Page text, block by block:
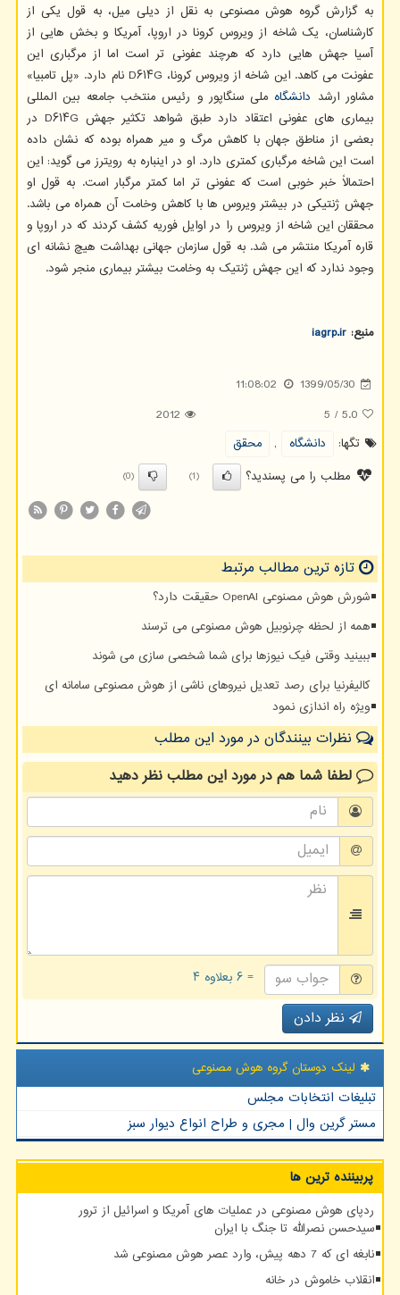
به گزارش گروه هوش مصنوعی به نقل از دیلی میل، به قول یکی از
کارشناسان، یک شاخه از ویروس کرونا در اروپا، آمریکا و بخش هایی از
آسیا جهش هایی دارد که هرچند عفونی تر است اما از مرگباری این
عفونت می کاهد. این شاخه از ویروس کرونا، D۶۱۴G نام دارد. «پل تامبیا»
مشاور ارشد دانشگاه ملی سنگاپور و رئیس منتخب جامعه بین المللی
بیماری های عفونی اعتقاد دارد طبق شواهد تکثیر جهش D۶۱۴G در
بعضی از مناطق جهان با کاهش مرگ و میر همراه بوده که نشان داده
است این شاخه مرگباری کمتری دارد. او در اینباره به رویترز می گوید: این
احتمالاً خبر خوبی است که عفونی تر اما کمتر مرگبار است. به قول او
جهش ژنتیکی در بیشتر ویروس ها با کاهش وخامت آن همراه می باشد.
محققان این شاخه از ویروس را در اوایل فوریه کشف کردند که در اروپا و
قاره آمریکا منتشر می شد. به قول سازمان جهانی بهداشت هیچ نشانه ای
وجود ندارد که این جهش ژنتیک به وخامت بیشتر بیماری منجر شود.
منبع: iagrp.ir
1399/05/30
11:08:02
5.0
/
5
2012
تگها:
دانشگاه ,
محقق
مطلب را می پسندید؟
(1)
(0)
تازه ترین مطالب مرتبط
شورش هوش مصنوعی OpenAI حقیقت دارد؟
همه از لحظه چرنوبیل هوش مصنوعی می ترسند
ببینید وقتی فیک نیوزها برای شما شخصی سازی می شوند
کالیفرنیا برای رصد تعدیل نیروهای ناشی از هوش مصنوعی سامانه ای
ویژه راه اندازی نمود
نظرات بینندگان در مورد این مطلب
لطفا شما همدر مورد این مطلبنظر دهید
= ۶ بعلاوه ۴
نظر دادن
لینک دوستان گروه هوش مصنوعی
تبلیغات انتخابات مجلس
مستر گرین وال | مجری و طراح انواع دیوار سبز
پربیننده ترین ها
ردپای هوش مصنوعی در عملیات های آمریکا و اسرائیل از ترور
سیدحسن نصرالله تا جنگ با ایران
نابغه ای که 7 دهه پیش، وارد عصر هوش مصنوعی شد
انقلاب خاموش در خانه